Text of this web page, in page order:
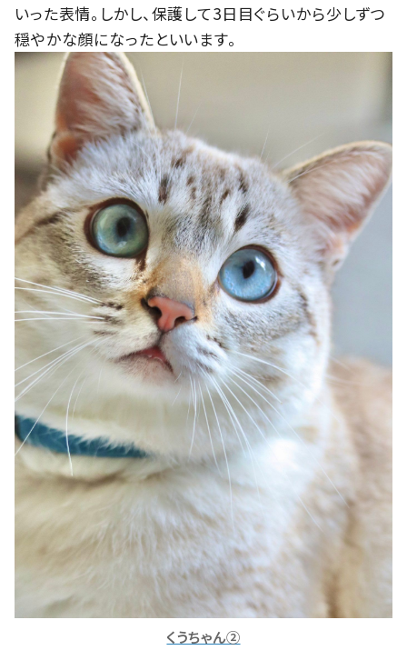
いった表情。しかし、保護して3日目ぐらいから少しずつ
穏やかな顔になったといいます。
くうちゃん②